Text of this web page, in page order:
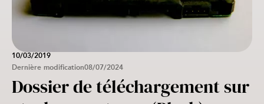
10/03/2019
Dernière modification08/07/2024
Dossier de téléchargement sur